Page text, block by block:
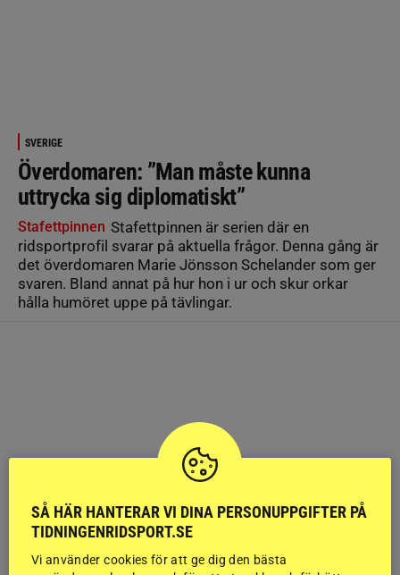
SVERIGE
Överdomaren: ”Man måste kunna
uttrycka sig diplomatiskt”
Stafettpinnen Stafettpinnen är serien där en
ridsportprofil svarar på aktuella frågor. Denna gång är
det överdomaren Marie Jönsson Schelander som ger
svaren. Bland annat på hur hon i ur och skur orkar
hålla humöret uppe på tävlingar.
SÅ HÄR HANTERAR VI DINA PERSONUPPGIFTER PÅ
TIDNINGENRIDSPORT.SE
Vi använder cookies för att ge dig den bästa